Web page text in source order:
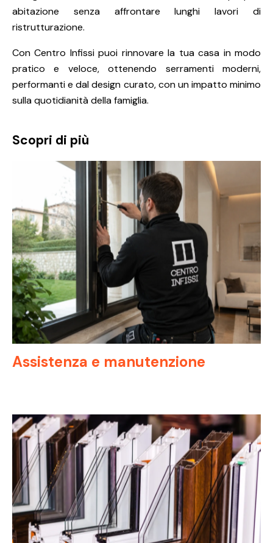
abitazione senza affrontare lunghi lavori di
ristrutturazione.
Con Centro Infissi puoi rinnovare la tua casa in modo
pratico e veloce, ottenendo serramenti moderni,
performanti e dal design curato, con un impatto minimo
sulla quotidianità della famiglia.
Scopri di più
Assistenza e manutenzione